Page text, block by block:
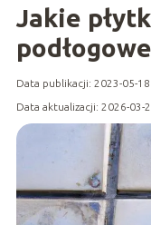
Jakie
Data publikacji: 2023-05-18
Data aktualizacji: 2026-03-